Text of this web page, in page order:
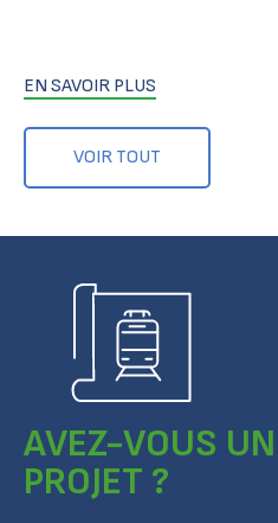
VOIR TOUT
EN SAVOIR PLUS
AVEZ-VOUS UN
PROJET ?